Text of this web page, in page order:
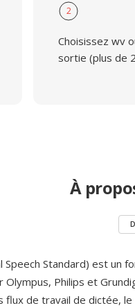
2
Choisissez wv
sortie (plus de
À
Speech Standard) est
Olympus, Philips et
flux de travail de dictée,